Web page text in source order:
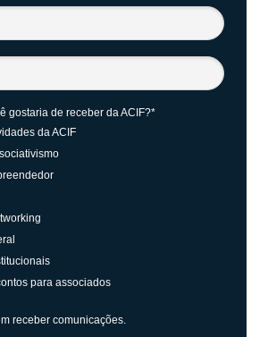
gostaria de receber da ACIF?*
da ACIF
para associados
receber comunicações.